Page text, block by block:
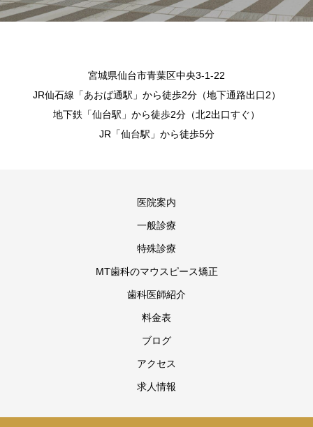
宮城県仙台市青葉区中央3-1-22
JR仙石線「あおば通駅」から徒歩2分（地下通路出口2）
地下鉄「仙台駅」から徒歩2分（北2出口すぐ）
JR「仙台駅」から徒歩5分
医院案内
一般診療
特殊診療
MT歯科のマウスピース矯正
歯科医師紹介
料金表
ブログ
アクセス
求人情報